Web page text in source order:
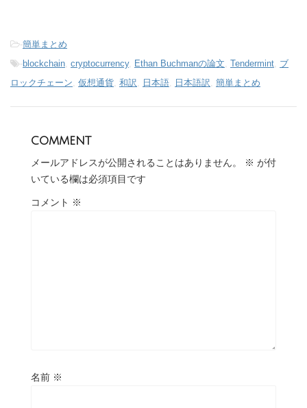
-簡単まとめ
-blockchain cryptocurrency, Ethan Buchmanの論文 Tendermint ブ
ロックチェーン 仮想通貨 和訳 日本語 日本語訳 簡単まとめ
comment
メールアドレスが公開されることはありません。 ※ が付
いている欄は必須項目です
コメント ※
名前 ※